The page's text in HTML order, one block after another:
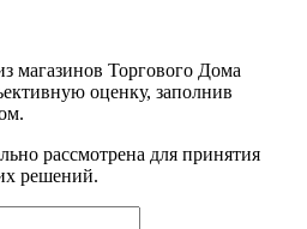
магазинов Торгового Дома
оценку, заполнив
рассмотрена для принятия
решений.